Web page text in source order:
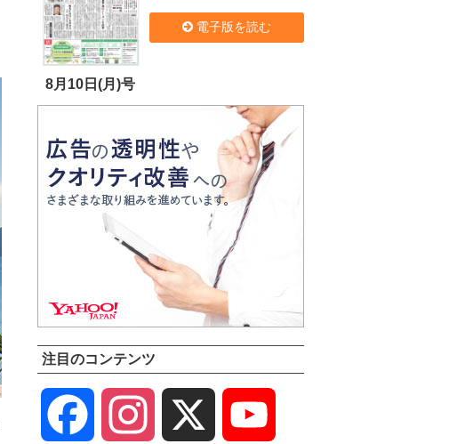
8月10日(月)号
電子版を読む
注目のコンテンツ
Facebook Instagram